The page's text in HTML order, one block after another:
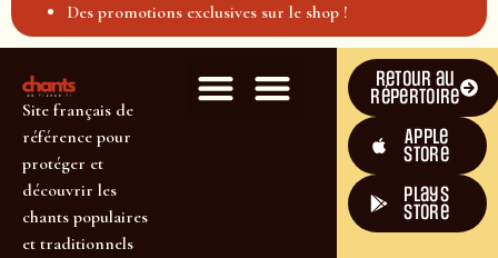
Des promotions exclusives sur le shop !
Site français de
référence pour
protéger et
découvrir les
chants populaires
et traditionnels
Retour au
répertoire
Apple
Store
plays
store